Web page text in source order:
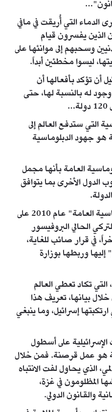
الدماء التي أُريقت في مافي
الذين يفسرون قيام
وسحبهم إلى موانئها على
ليسوا مخطئين أبداً.
أن تؤكد بأفعالها أن
وجود له بالنسبة لها، حتى
التي ستدفع العالم إلى
جهود الدبلوماسية
العامة بأنها مجمل
الدول الأخرى بما يتوافق
وقد أُنشئت "منسقية الدبلوماسية العامة" عام 2010 على
الحالي البروفيسور
في قرار صائب للغاية،
وربطها بوزارة
تكاد تعطي العالم
بيانها، تعريف هذا
إسرائيل، وما ينبغي
على أسطول
هو عمل قرصنة. فمن خلال
الذي يحاول لفت الانتباه
المظلومون في غزة،
والقانون الدولي.